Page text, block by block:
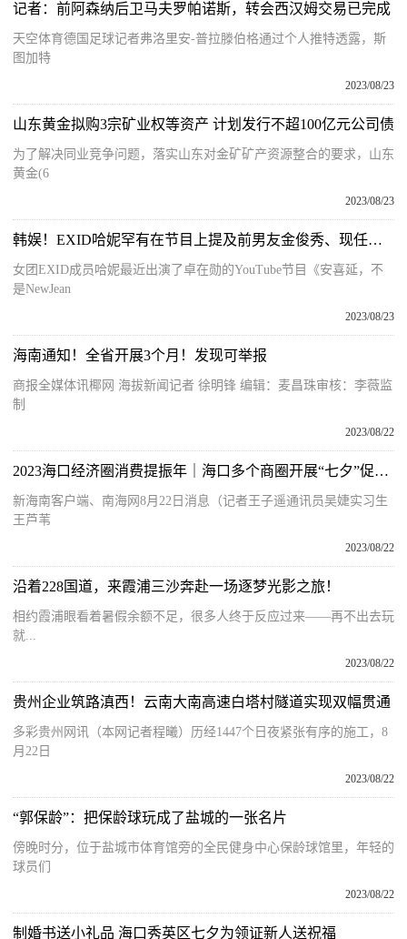
记者：前阿森纳后卫马夫罗帕诺斯，转会西汉姆交易已完成
天空体育德国足球记者弗洛里安-普拉滕伯格通过个人推特透露，斯
图加特
2023/08/23
山东黄金拟购3宗矿业权等资产 计划发行不超100亿元公司债
为了解决同业竞争问题，落实山东对金矿矿产资源整合的要求，山东
黄金(6
2023/08/23
韩娱！EXID哈妮罕有在节目上提及前男友金俊秀、现任男友！自爆因一原因只能公开恋爱！
女团EXID成员哈妮最近出演了卓在勋的YouTube节目《安喜延，不
是NewJean
2023/08/23
海南通知！全省开展3个月！发现可举报
商报全媒体讯椰网 海拔新闻记者 徐明锋 编辑：麦昌珠审核：李薇监
制
2023/08/22
2023海口经济圈消费提振年｜海口多个商圈开展“七夕”促消费活动 助力城市消费提振
新海南客户端、南海网8月22日消息（记者王子遥通讯员吴婕实习生
王芦苇
2023/08/22
沿着228国道，来霞浦三沙奔赴一场逐梦光影之旅！
相约霞浦眼看着暑假余额不足，很多人终于反应过来——再不出去玩
就...
2023/08/22
贵州企业筑路滇西！云南大南高速白塔村隧道实现双幅贯通
多彩贵州网讯（本网记者程曦）历经1447个日夜紧张有序的施工，8
月22日
2023/08/22
“郭保龄”：把保龄球玩成了盐城的一张名片
傍晚时分，位于盐城市体育馆旁的全民健身中心保龄球馆里，年轻的
球员们
2023/08/22
制婚书送小礼品 海口秀英区七夕为领证新人送祝福